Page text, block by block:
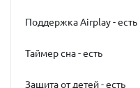
Поддержка Airplay - есть
Таймер сна - есть
Защита от детей - есть